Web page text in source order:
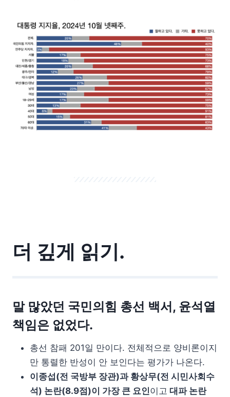
더 깊게 읽기.
말 많았던 국민의힘 총선 백서, 윤석열
책임은 없었다.
총선 참패 201일 만이다. 전체적으로 양비론이지
만 통렬한 반성이 안 보인다는 평가가 나온다.
이종섭(전 국방부 장관)과 황상무(전 시민사회수
석) 논란(8.9점)이 가장 큰 요인이고 대파 논란